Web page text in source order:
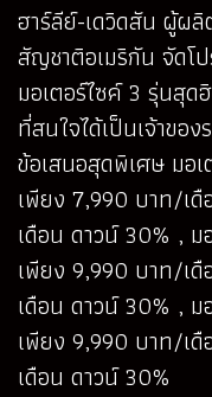
ฮาร์ลีย์-เดวิดสัน ผู้ผลิ
สัญชาติอเมริกัน จัดโ
มอเตอร์ไซค์ 3 รุ่นสุ
ที่สนใจได้เป็นเจ้าขอ
ข้อเสนอสุดพิเศษ มอ
เพียง 7,990 บาท/เ
เดือน ดาวน์ 30% , ม
เพียง 9,990 บาท/เ
เดือน ดาวน์ 30% , ม
เพียง 9,990 บาท/เ
เดือน ดาวน์ 30%